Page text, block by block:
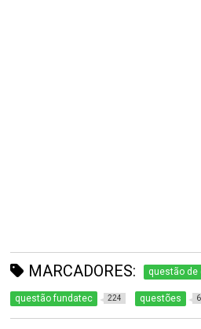
MARCADORES: questão
questão fundatec 224 questões